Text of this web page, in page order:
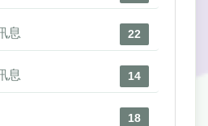
息 22
息 14
18